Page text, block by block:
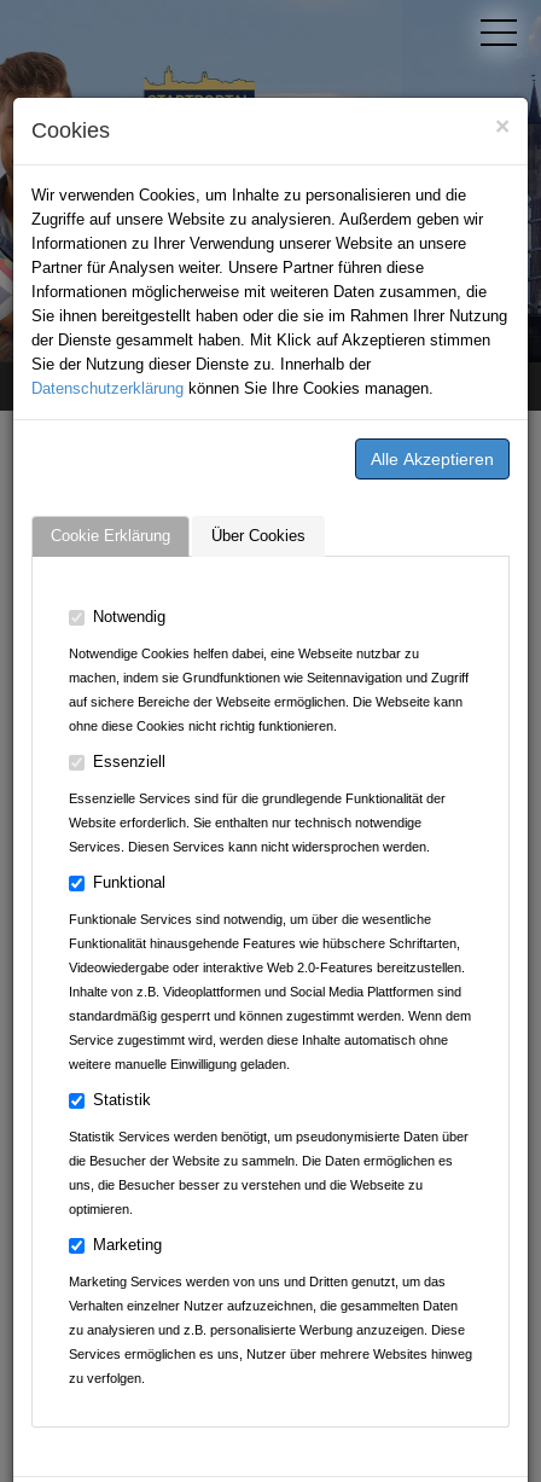
×
Cookies
Wir verwenden Cookies, um Inhalte zu personalisieren und die
Zugriffe auf unsere Website zu analysieren. Außerdem geben wir
Informationen zu Ihrer Verwendung unserer Website an unsere
Partner für Analysen weiter. Unsere Partner führen diese
Informationen möglicherweise mit weiteren Daten zusammen, die
Sie ihnen bereitgestellt haben oder die sie im Rahmen Ihrer Nutzung
der Dienste gesammelt haben. Mit Klick auf Akzeptieren stimmen
Sie der Nutzung dieser Dienste zu. Innerhalb der
Datenschutzerklärung können Sie Ihre Cookies managen.
Cookie Erklärung Über Cookies
Notwendig
Notwendige Cookies helfen dabei, eine Webseite nutzbar zu
machen, indem sie Grundfunktionen wie Seitennavigation und Zugriff
auf sichere Bereiche der Webseite ermöglichen. Die Webseite kann
ohne diese Cookies nicht richtig funktionieren.
Essenziell
Essenzielle Services sind für die grundlegende Funktionalität der
Website erforderlich. Sie enthalten nur technisch notwendige
Services. Diesen Services kann nicht widersprochen werden.
Funktional
Funktionale Services sind notwendig, um über die wesentliche
Funktionalität hinausgehende Features wie hübschere Schriftarten,
Videowiedergabe oder interaktive Web 2.0-Features bereitzustellen.
Inhalte von z.B. Videoplattformen und Social Media Plattformen sind
standardmäßig gesperrt und können zugestimmt werden. Wenn dem
Service zugestimmt wird, werden diese Inhalte automatisch ohne
weitere manuelle Einwilligung geladen.
Statistik
Statistik Services werden benötigt, um pseudonymisierte Daten über
die Besucher der Website zu sammeln. Die Daten ermöglichen es
uns, die Besucher besser zu verstehen und die Webseite zu
optimieren.
Marketing
Marketing Services werden von uns und Dritten genutzt, um das
Verhalten einzelner Nutzer aufzuzeichnen, die gesammelten Daten
zu analysieren und z.B. personalisierte Werbung anzuzeigen. Diese
Services ermöglichen es uns, Nutzer über mehrere Websites hinweg
zu verfolgen.
STADTPORTAL BAD WIMPFEN
Home Premium-Partner DrehLiebe
DrehLiebe
Joseph-Haydn-Str. 7
74193 Schwaigern
Baden-Württemberg
Deutschland
01525 248 49 53
Drehliebe@online.de
drehliebe.shop/
Instagram
Ansprechpartner
Petra Krahmer
01525 248 49 53
Annika Krahmer
01525 513 91 54
annika.krahmer@online.de